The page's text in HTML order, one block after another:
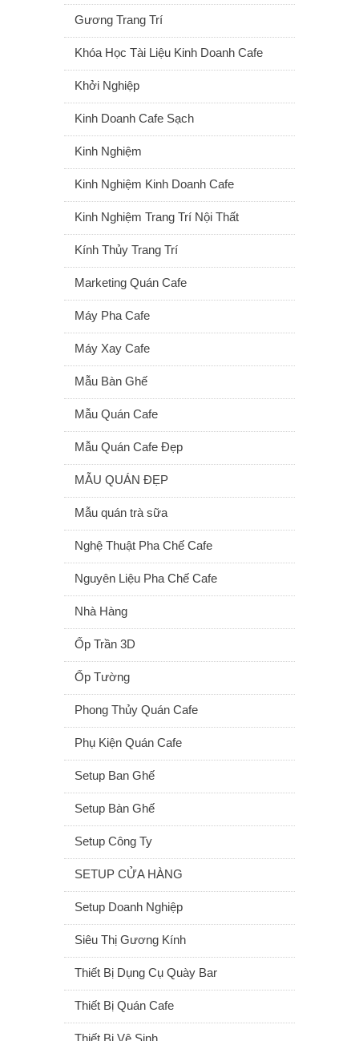
Gương Trang Trí
Khóa Học Tài Liệu Kinh Doanh Cafe
Khởi Nghiệp
Kinh Doanh Cafe Sạch
Kinh Nghiệm
Kinh Nghiệm Kinh Doanh Cafe
Kinh Nghiệm Trang Trí Nội Thất
Kính Thủy Trang Trí
Marketing Quán Cafe
Máy Pha Cafe
Máy Xay Cafe
Mẫu Bàn Ghế
Mẫu Quán Cafe
Mẫu Quán Cafe Đẹp
MẪU QUÁN ĐẸP
Mẫu quán trà sữa
Nghệ Thuật Pha Chế Cafe
Nguyên Liệu Pha Chế Cafe
Nhà Hàng
Ốp Trần 3D
Ốp Tường
Phong Thủy Quán Cafe
Phụ Kiện Quán Cafe
Setup Ban Ghế
Setup Bàn Ghế
Setup Công Ty
SETUP CỬA HÀNG
Setup Doanh Nghiệp
Siêu Thị Gương Kính
Thiết Bị Dụng Cụ Quày Bar
Thiết Bị Quán Cafe
Thiết Bị Vệ Sinh